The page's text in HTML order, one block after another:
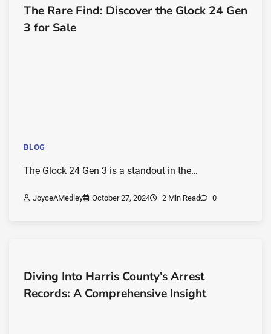
The Rare Find: Discover the Glock 24 Gen
3 for Sale
BLOG
The Glock 24 Gen 3 is a standout in the…
JoyceAMedley October 27, 2024 2 Min Read 0
Diving Into Harris County’s Arrest
Records: A Comprehensive Insight